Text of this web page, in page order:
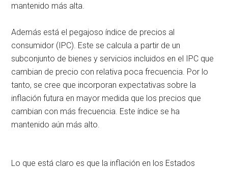
mantenido más alta.
Además está el pegajoso índice de precios al
consumidor (IPC). Este se calcula a partir de un
subconjunto de bienes y servicios incluidos en el IPC que
cambian de precio con relativa poca frecuencia. Por lo
tanto, se cree que incorporan expectativas sobre la
inflación futura en mayor medida que los precios que
cambian con más frecuencia. Este índice se ha
mantenido aún más alto.
Lo que está claro es que la inflación en los Estados